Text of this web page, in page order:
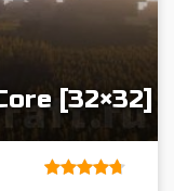
[32×32]